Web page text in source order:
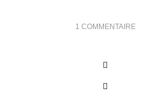
1 COMMENTAIRE